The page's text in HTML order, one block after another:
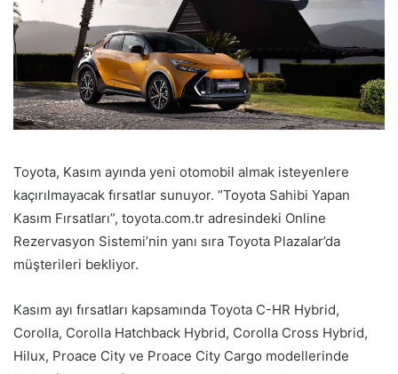
Toyota, Kasım ayında yeni otomobil almak isteyenlere
kaçırılmayacak fırsatlar sunuyor. “Toyota Sahibi Yapan
Kasım Fırsatları”, toyota.com.tr adresindeki Online
Rezervasyon Sistemi’nin yanı sıra Toyota Plazalar’da
müşterileri bekliyor.
Kasım ayı fırsatları kapsamında Toyota C-HR Hybrid,
Corolla, Corolla Hatchback Hybrid, Corolla Cross Hybrid,
Hilux, Proace City ve Proace City Cargo modellerinde